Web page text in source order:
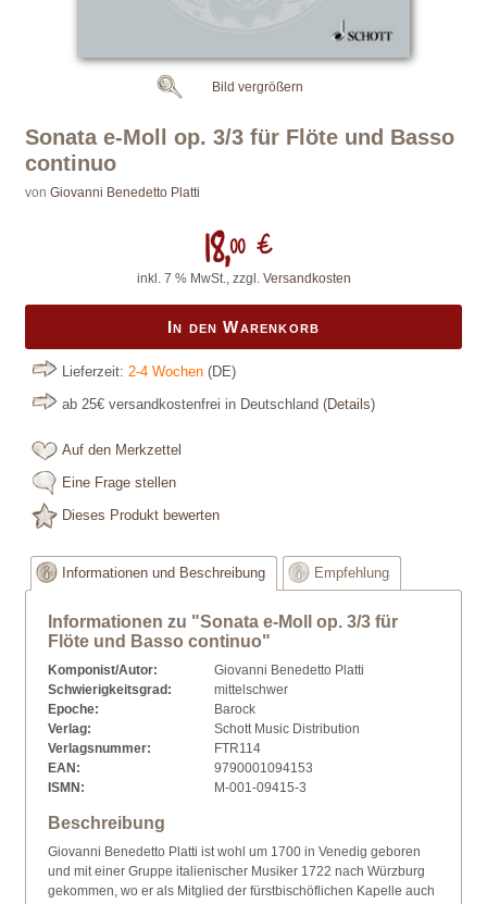
Sonata e-Moll op. 3/3 für Flöte und Basso
continuo
von Giovanni Benedetto Platti
18,00 €
inkl. 7 % MwSt., zzgl. Versandkosten
In den Warenkorb
Lieferzeit: 2-4 Wochen (DE)
ab 25€ versandkostenfrei in Deutschland (Details)
Auf den Merkzettel
Eine Frage stellen
Dieses Produkt bewerten
Bild vergrößern
Informationen und Beschreibung Empfehlung
Informationen zu "Sonata e-Moll op. 3/3 für
Flöte und Basso continuo"
Komponist/Autor:
Giovanni Benedetto Platti
Schwierigkeitsgrad:
mittelschwer
Epoche:
Barock
Verlag:
Schott Music Distribution
Verlagsnummer:
FTR114
EAN:
9790001094153
ISMN:
M-001-09415-3
Beschreibung
Giovanni Benedetto Platti ist wohl um 1700 in Venedig geboren
und mit einer Gruppe italienischer Musiker 1722 nach Würzburg
gekommen, wo er als Mitglied der fürstbischöflichen Kapelle auch